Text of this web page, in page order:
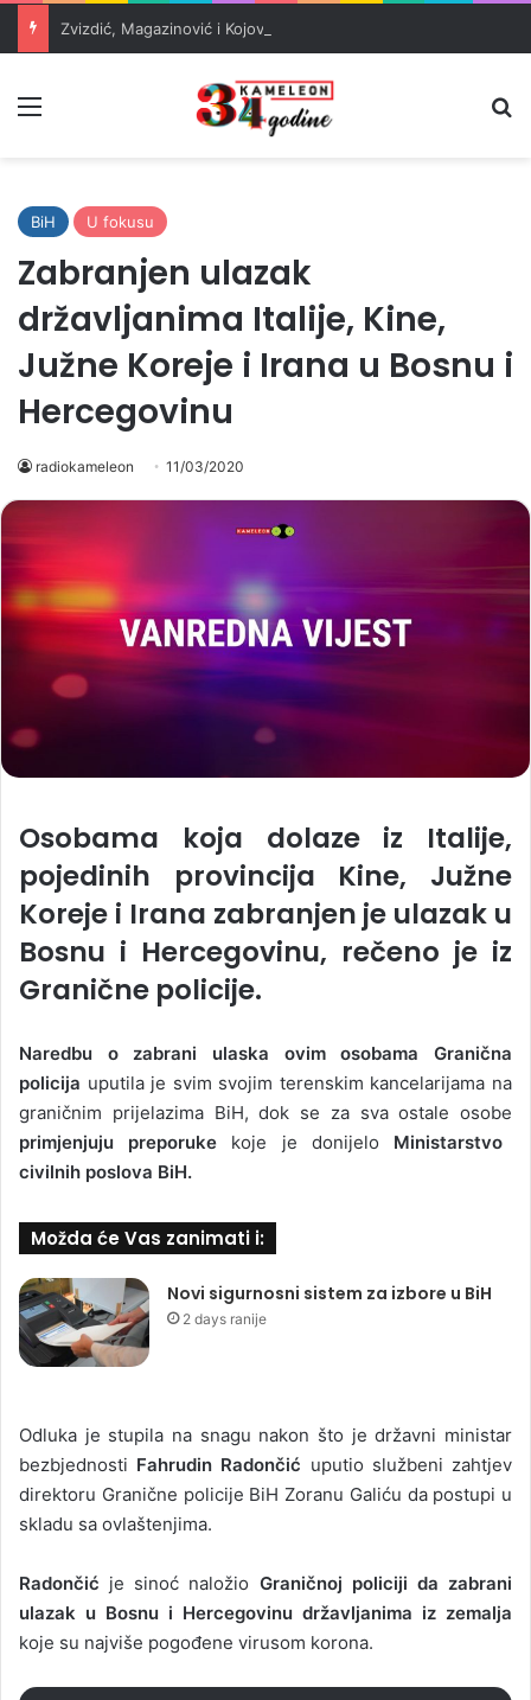
BiH U fokusu
Zabranjen ulazak
državljanima Italije, Kine,
Južne Koreje i Irana u Bosnu i
Hercegovinu
radiokameleon 11/03/2020
Osobama koja dolaze iz Italije,
pojedinih provincija Kine, Južne
Koreje i Irana zabranjen je ulazak u
Bosnu i Hercegovinu, rečeno je iz
Granične policije.
Naredbu o zabrani ulaska ovim osobama Granična
policija uputila je svim svojim terenskim kancelarijama na
graničnim prijelazima BiH, dok se za sva ostale osobe
primjenjuju preporuke koje je donijelo Ministarstvo
civilnih poslova BiH.
Možda će Vas zanimati i:
Novi sigurnosni sistem za izbore u BiH
2 days ranije
Odluka je stupila na snagu nakon što je državni ministar
bezbjednosti Fahrudin Radončić uputio službeni zahtjev
direktoru Granične policije BiH Zoranu Galiću da postupi u
skladu sa ovlaštenjima.
Radončić je sinoć naložio Graničnoj policiji da zabrani
ulazak u Bosnu i Hercegovinu državljanima iz zemalja
koje su najviše pogođene virusom korona.